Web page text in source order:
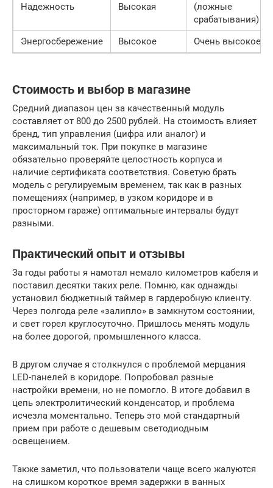
Надежность Высокая
(ложные
срабатывания)
Энергосбережение
Высокое Очень высокое
Стоимость и выбор в магазине
Средний диапазон цен за качественный модуль
составляет от 800 до 2500 рублей. На стоимость влияет
бренд, тип управления (цифра или аналог) и
максимальный ток. При покупке в магазине
обязательно проверяйте целостность корпуса и
наличие сертификата соответствия. Советую брать
модель с регулируемым временем, так как в разных
помещениях (например, в узком коридоре и в
просторном гараже) оптимальные интервалы будут
разными.
Практический опыт и отзывы
За годы работы я намотал немало километров кабеля и
поставил десятки таких реле. Помню, как однажды
установил бюджетный таймер в гардеробную клиенту.
Через полгода реле «залипло» в замкнутом состоянии,
и свет горел круглосуточно. Пришлось менять модуль
на более дорогой, промышленного класса.
В другом случае я столкнулся с проблемой мерцания
LED-панелей в коридоре. Попробовал разные
настройки времени, но не помогло. В итоге добавил в
цепь электролитический конденсатор, и проблема
исчезла моментально. Теперь это мой стандартный
прием при работе с дешевым светодиодным
освещением.
Также заметил, что пользователи чаще всего жалуются
на слишком короткое время задержки в ванных